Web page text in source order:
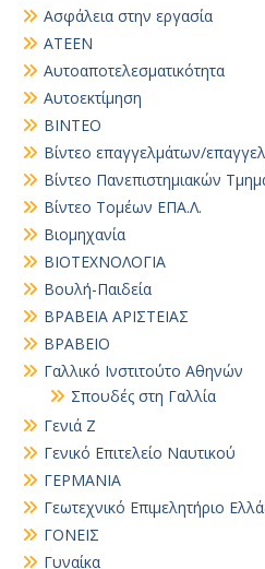
Ασφάλεια στην εργασία
ΑΤΕΕΝ
Αυτοαποτελεσματικότητα
Αυτοεκτίμηση
ΒΙΝΤΕΟ
Βίντεο επαγγελμάτων/
Βίντεο Πανεπιστημιακών
Βίντεο Τομέων ΕΠΑ.Λ.
Βιομηχανία
ΒΙΟΤΕΧΝΟΛΟΓΙΑ
Βουλή-Παιδεία
ΒΡΑΒΕΙΑ ΑΡΙΣΤΕΙΑΣ
ΒΡΑΒΕΙΟ
Γαλλικό Ινστιτούτο Αθηνών
Σπουδές στη Γαλλία
Γενιά Ζ
Γενικό Επιτελείο Ναυτικού
ΓΕΡΜΑΝΙΑ
Γεωτεχνικό Επιμελητήριο
ΓΟΝΕΙΣ
Γυναίκα